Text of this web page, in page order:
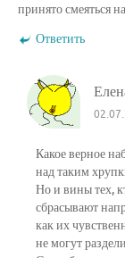
принято смеяться
Ответить
Какое верное
над таким
Но и вины тех,
сбрасывают
как их
не могут